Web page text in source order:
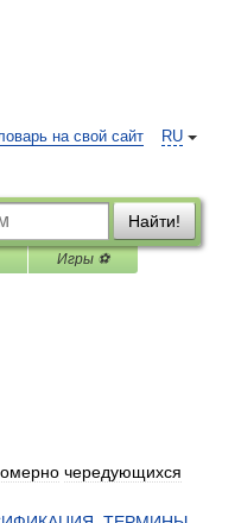
RU
на свой сайт
Найти!
Игры ⚽
чередующихся